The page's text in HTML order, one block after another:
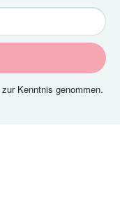
zur Kenntnis genommen.